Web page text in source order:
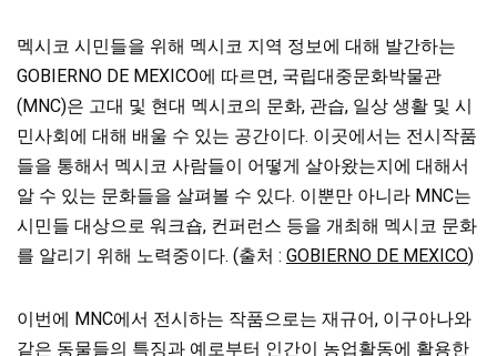
멕시코 시민들을 위해 멕시코 지역 정보에 대해 발간하는
GOBIERNO DE MEXICO에 따르면, 국립대중문화박물관
(MNC)은 고대 및 현대 멕시코의 문화, 관습, 일상 생활 및 시
민사회에 대해 배울 수 있는 공간이다. 이곳에서는 전시작품
들을 통해서 멕시코 사람들이 어떻게 살아왔는지에 대해서
알 수 있는 문화들을 살펴볼 수 있다. 이뿐만 아니라 MNC는
시민들 대상으로 워크숍, 컨퍼런스 등을 개최해 멕시코 문화
를 알리기 위해 노력중이다. (출처 : GOBIERNO DE MEXICO)
이번에 MNC에서 전시하는 작품으로는 재규어, 이구아나와
같은 동물들의 특징과 예로부터 인간이 농업활동에 활용한